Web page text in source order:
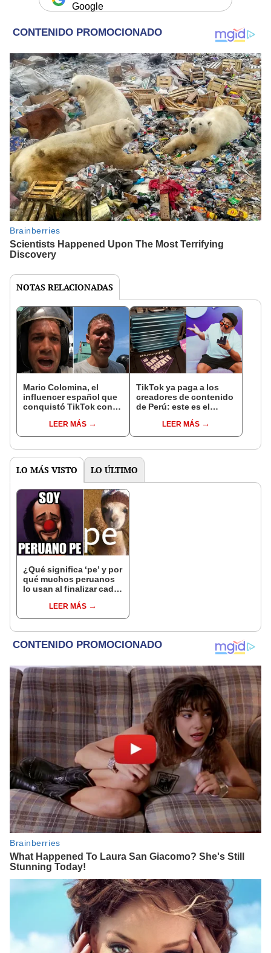
Google
NOTAS RELACIONADAS
Mario Colomina, el
influencer español que
conquistó TikTok con
"Mi amor nació por la
gastronomía"
LEER MÁS
TikTok ya paga a los
creadores de contenido
de Perú: este es el
llegar a cobrar por 1.000
vistas
LEER MÁS
LO MÁS VISTO LO ÚLTIMO
¿Qué significa ‘pe’ y por
qué muchos peruanos
lo usan al finalizar cada
LEER MÁS